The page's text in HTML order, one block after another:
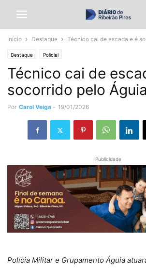
Início Destaque Técnico cai de escada e é
Destaque Policial
Técnico cai de
socorrido pelo Águia
Por Carol Veiga - 19/01/2026
Publicidade
Polícia Militar e Grupamento Águia